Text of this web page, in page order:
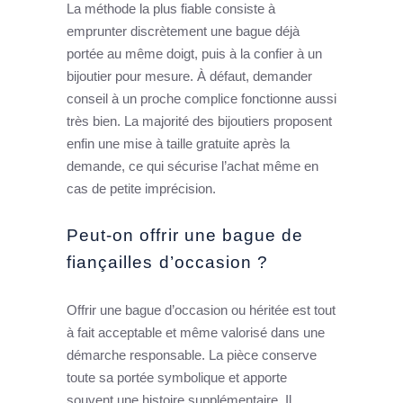
La méthode la plus fiable consiste à
emprunter discrètement une bague déjà
portée au même doigt, puis à la confier à un
bijoutier pour mesure. À défaut, demander
conseil à un proche complice fonctionne aussi
très bien. La majorité des bijoutiers proposent
enfin une mise à taille gratuite après la
demande, ce qui sécurise l’achat même en
cas de petite imprécision.
Peut-on offrir une bague de
fiançailles d’occasion ?
Offrir une bague d’occasion ou héritée est tout
à fait acceptable et même valorisé dans une
démarche responsable. La pièce conserve
toute sa portée symbolique et apporte